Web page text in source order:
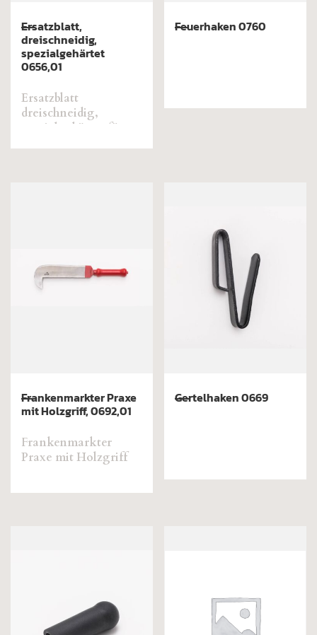
Ersatzblatt,
dreischneidig,
spezialgehärtet
0656,01
Ersatzblatt
dreischneidig,
spezialgehärtet für
Feuerhaken 0760
Frankenmarkter Praxe
mit Holzgriff, 0692,01
Frankenmarkter
Praxe mit Holzgriff
Gertelhaken 0669